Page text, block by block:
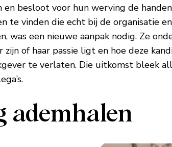
besloot voor hun werving de
te vinden die echt bij de organisatie
was een nieuwe aanpak nodig. Ze
of haar passie ligt en hoe deze
te verlaten. Die uitkomst bleek
ademhalen